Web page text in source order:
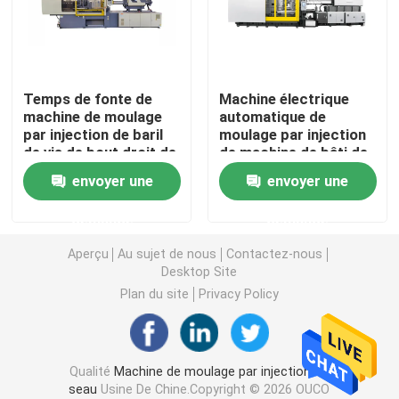
Machine de moulage par injection de haute précision
machine à grande vitesse de moulage par injection
Machine de moulage par injection d'ANIMAL FAMILIER
Machine de moulage par injection de PVC
Mini Injection Molding Machine
Temps de fonte de
machine de moulage
par injection de baril
de vis de bout droit de
GV de 450 tonnes
moins envoyer une
Machine électrique
automatique de
moulage par injection
de machine de bâti de
guerre électronique et
renseignement au
combat 280GB
envoyer une
Aperçu Au sujet de nous
Contactez-nous
Desktop Site
Plan du site
Privacy Policy
Qualité Machine de moulage par injection de
seau Usine De Chine.Copyright © 2026 OUCO